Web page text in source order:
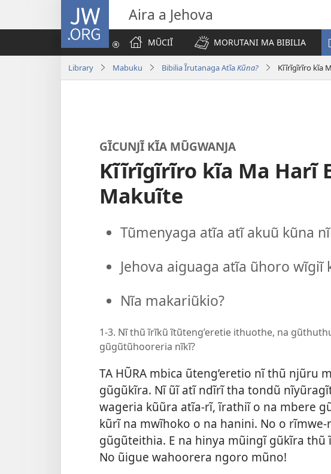
JW.ORG Aira a Jehova
MŨCIĨ
MORUTANI MA BIBILIA
Library Mabuku Bibilia Ĩrutanaga AtĩaKũna? Kĩĩrĩgĩrĩro kĩa
GĨCUNJĨ KĨA MŨGWANJA
Kĩĩrĩgĩrĩro kĩa Ma Harĩ
Makuĩte
Tũmenyaga atĩa atĩ akuũ kũna
Jehova aiguaga atĩa ũhoro
Nĩa makariũkio?
1-3. Nĩ thũ ĩrĩkũ ĩtũteng’eretie ithuothe, na
gũgũtũhooreria nĩkĩ?
TA HŨRA mbica ũteng’eretio nĩ thũ njũru
gũgũkĩra. Nĩ ũĩ atĩ ndĩrĩ tha tondũ
wageria kũũra atĩa-rĩ, ĩrathiĩ o na mbere
kũrĩ na mwĩhoko o na hanini. No o
gũgũteithia. E na hinya mũingĩ gũkĩra
No ũigue wahoorera ngoro mũno!